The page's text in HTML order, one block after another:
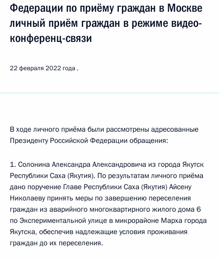
Федерации по приёму граждан в Москве
личный приём граждан в режиме видео-
конференц-связи
22 февраля 2022 года
В ходе личного приёма были рассмотрены адресованные
Президенту Российской Федерации обращения:
1. Солонина Александра Александровича из города Якутск
Республики Саха (Якутия). По результатам личного приёма
дано поручение Главе Республики Саха (Якутия) Айсену
Николаеву принять меры по завершению переселения
граждан из аварийного многоквартирного жилого дома 6
по Экспериментальной улице в микрорайоне Марха города
Якутска, обеспечив надлежащие условия проживания
граждан до их переселения.